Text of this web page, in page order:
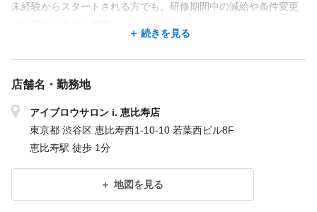
未経験からスタートされる方でも、研修期間中の減給や条件変更
安心して技術習得に集中していただけます。
【インセンティブ詳細】
・指名売上は100％バック！
・頑張りや成果が、しっかりとお給与に反映される評価制度です
【その他手当・待遇】
・賞与：年2回（業績により変動）
※特別賞与あり（店舗・会社の業績状況により支給）
続きを見る
店舗名・勤務地
アイブロウサロン i. 恵比寿店
東京都 渋谷区 恵比寿西1-10-10 若葉西ビル8F
恵比寿駅 徒歩 1分
地図を見る